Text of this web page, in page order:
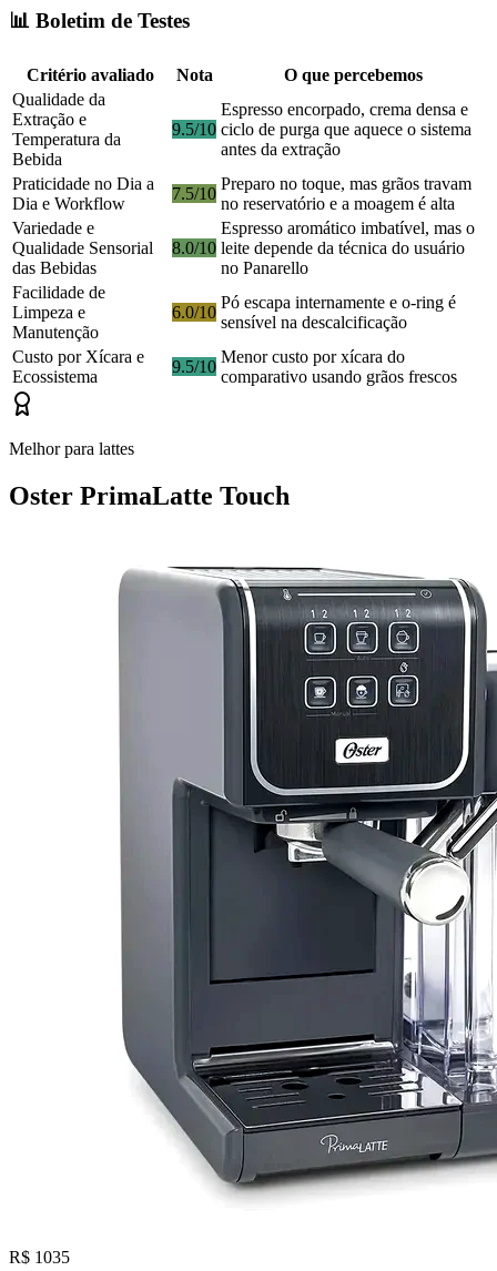
📊 Boletim de Testes
Critério avaliado Nota
O que percebemos
Qualidade da
Extração e
Temperatura da
Bebida
9.5/10
Espresso encorpado, crema densa e
ciclo de purga que aquece o sistema
antes da extração
Praticidade no Dia a
Dia e Workflow
7.5/10
Preparo no toque, mas grãos travam
no reservatório e a moagem é alta
Variedade e
Qualidade Sensorial
das Bebidas
8.0/10
Espresso aromático imbatível, mas o
leite depende da técnica do usuário
no Panarello
Facilidade de
Limpeza e
Manutenção
6.0/10
Pó escapa internamente e o-ring é
sensível na descalcificação
Custo por Xícara e
Ecossistema
9.5/10
Menor custo por xícara do
comparativo usando grãos frescos
Melhor para lattes
Oster PrimaLatte Touch
R$ 1035